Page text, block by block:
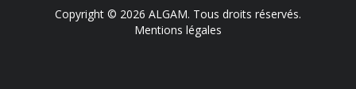
Copyright © 2026 ALGAM. Tous droits réservés.
Mentions légales